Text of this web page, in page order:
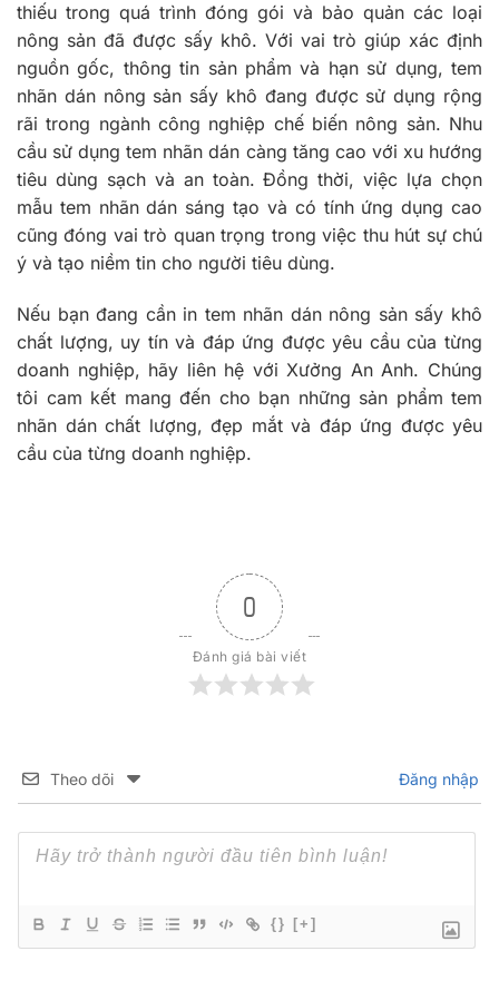
thiếu trong quá trình đóng gói và bảo quản các loại
nông sản đã được sấy khô. Với vai trò giúp xác định
nguồn gốc, thông tin sản phẩm và hạn sử dụng, tem
nhãn dán nông sản sấy khô đang được sử dụng rộng
rãi trong ngành công nghiệp chế biến nông sản. Nhu
cầu sử dụng tem nhãn dán càng tăng cao với xu hướng
tiêu dùng sạch và an toàn. Đồng thời, việc lựa chọn
mẫu tem nhãn dán sáng tạo và có tính ứng dụng cao
cũng đóng vai trò quan trọng trong việc thu hút sự chú
ý và tạo niềm tin cho người tiêu dùng.
Nếu bạn đang cần in tem nhãn dán nông sản sấy khô
chất lượng, uy tín và đáp ứng được yêu cầu của từng
doanh nghiệp, hãy liên hệ với Xưởng An Anh. Chúng
tôi cam kết mang đến cho bạn những sản phẩm tem
nhãn dán chất lượng, đẹp mắt và đáp ứng được yêu
cầu của từng doanh nghiệp.
0
Đánh giá bài viết
Theo dõi Đăng nhập
{} [+]